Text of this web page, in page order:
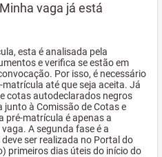
vaga já está
esta é analisada pela
e verifica se estão em
Por isso, é necessário
até que seja aceita. Já
cotas autodeclarados negros
à Comissão de Cotas e
pré-matrícula é apenas a
A segunda fase é a
ser realizada no Portal do
primeiros dias úteis do início do